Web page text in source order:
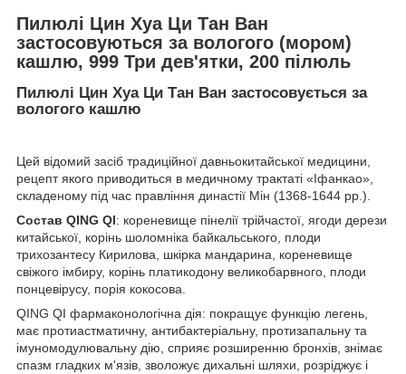
Пилюлі Цин Хуа Ци Тан Ван
застосовуються за вологого (мором)
кашлю, 999 Три дев'ятки, 200 пілюль
Пилюлі Цин Хуа Ци Тан Ван застосовується за
вологого кашлю
Цей відомий засіб традиційної давньокитайської медицини,
рецепт якого приводиться в медичному трактаті «Іфанкао»,
складеному під час правління династії Мін (1368-1644 рр.).
Состав QING QI: кореневище пінелії трійчастої, ягоди дерези
китайської, корінь шоломніка байкальського, плоди
трихозантесу Кирилова, шкірка мандарина, кореневище
свіжого імбиру, корінь платикодону великобарвного, плоди
понцевірусу, порія кокосова.
QING QI фармаконологічна дія: покращує функцію легень,
має протиастматичну, антибактеріальну, протизапальну та
імуномодулювальну дію, сприяє розширенню бронхів, знімає
спазм гладких м'язів, зволожує дихальні шляхи, розріджує і